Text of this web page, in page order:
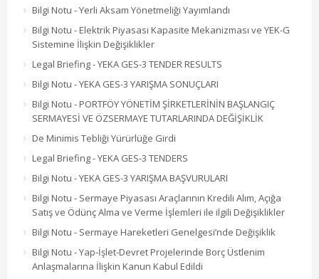
Bilgi Notu - Yerli Aksam Yönetmeliği Yayımlandı
Bilgi Notu - Elektrik Piyasası Kapasite Mekanizması ve YEK-G
Sistemine İlişkin Değişiklikler
Legal Briefing - YEKA GES-3 TENDER RESULTS
Bilgi Notu - YEKA GES-3 YARIŞMA SONUÇLARI
Bilgi Notu - PORTFÖY YÖNETİM ŞİRKETLERİNİN BAŞLANGIÇ
SERMAYESİ VE ÖZSERMAYE TUTARLARINDA DEĞİŞİKLİK
De Minimis Tebliği Yürürlüğe Girdi
Legal Briefing - YEKA GES-3 TENDERS
Bilgi Notu - YEKA GES-3 YARIŞMA BAŞVURULARI
Bilgi Notu - Sermaye Piyasası Araçlarının Kredili Alım, Açığa
Satış ve Ödünç Alma ve Verme İşlemleri ile ilgili Değişiklikler
Bilgi Notu - Sermaye Hareketleri Genelgesi’nde Değişiklik
Bilgi Notu - Yap-İşlet-Devret Projelerinde Borç Üstlenim
Anlaşmalarına İlişkin Kanun Kabul Edildi